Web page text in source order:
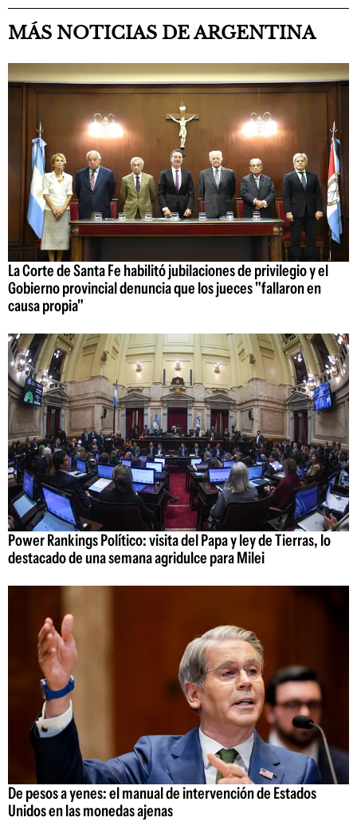
MÁS NOTICIAS DE ARGENTINA
La Corte de Santa Fe habilitó jubilaciones de privilegio y el
Gobierno provincial denuncia que los jueces "fallaron en
causa propia"
Power Rankings Político: visita del Papa y ley de Tierras, lo
destacado de una semana agridulce para Milei
De pesos a yenes: el manual de intervención de Estados
Unidos en las monedas ajenas